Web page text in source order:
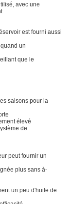
avec une
est fourni aussi
un
que le
saisons pour la
élevé
de
peut fournir un
plus sans à-
un peu d'huile de